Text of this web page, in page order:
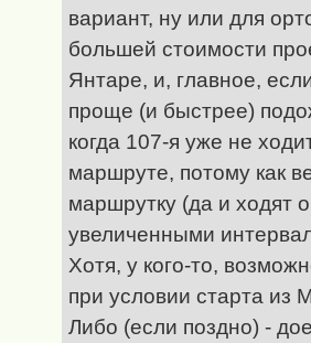
вариант, ну или для
большей стоимости
Янтаре, и, главное,
проще (и быстрее)
когда 107-я уже не
маршруте, потому как
маршрутку (да и ходят
увеличенными
Хотя, у кого-то,
при условии старта из
Либо (если поздно) -